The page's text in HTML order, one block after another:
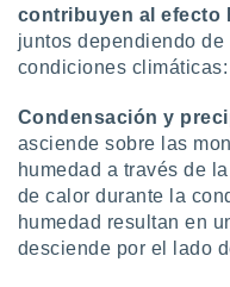
contribuyen al efecto
juntos dependiendo
condiciones climáticas:
Condensación y
asciende sobre las
humedad a través de
de calor durante la
humedad resultan en
desciende por el lado